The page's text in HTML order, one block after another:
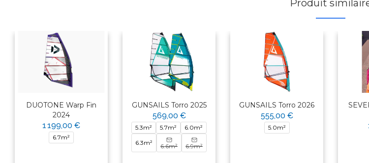
Produit
DUOTONE Warp Fin
2024
1 199,00 €
6.7m²
GUNSAILS Torro 2025
569,00 €
5.3m² 5.7m² 6.0m²
6.3m² 6.6m² 6.9m²
GUNSAILS Torro 2026
555,00 €
5.0m²
×